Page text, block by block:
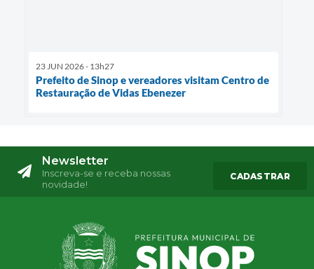
23 JUN 2026 - 13h27
Prefeito de Sinop e vereadores visitam Centro de
Restauração de Vidas Ebenezer
Newsletter
Inscreva-se e receba nossas
novidade!
CADASTRAR